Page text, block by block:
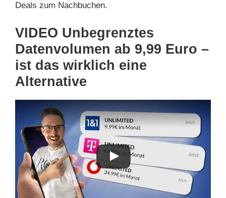
Deals zum Nachbuchen.
VIDEO Unbegrenztes
Datenvolumen ab 9,99 Euro –
ist das wirklich eine
Alternative